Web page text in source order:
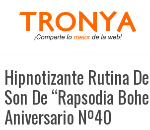
Hipnotizante Rutina
Son De “Rapsodia
Aniversario Nº40